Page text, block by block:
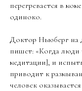
перегревается в
одиноко.
Доктор Ньюберг на
пишет: «Когда люди
медитации], и
приводит к
человек